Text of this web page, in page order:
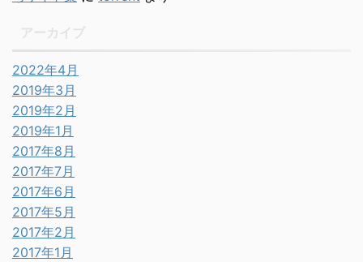
2022年4月
2019年3月
2019年2月
2019年1月
2017年8月
2017年7月
2017年6月
2017年5月
2017年2月
2017年1月